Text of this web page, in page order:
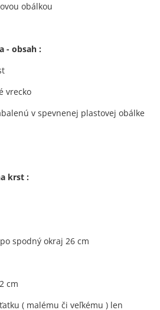
obálkou
- obsah :
vrecko
v spevnenej plastovej obálke
krst :
spodný okraj 26 cm
cm
( malému či veľkému ) len